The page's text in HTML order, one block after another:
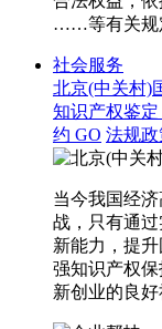
……等有关规
社会服务
北京(中关村)
知识产权鉴定
约 GO 法规政
当今我国经
战，只有通
新能力，提
强知识产权
新创业的良